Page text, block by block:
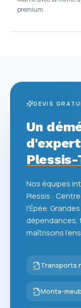
premium.
DEVIS
Un
Nos équipes
Plessis :
l'Épée.
maîtrisons
Transports
Monte-